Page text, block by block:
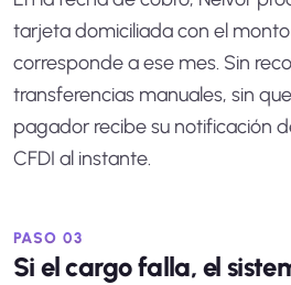
tarjeta domiciliada con el
corresponde a ese mes. Sin
transferencias manuales, sin
pagador recibe su notificación
CFDI al instante.
PASO 03
Si el cargo falla, el